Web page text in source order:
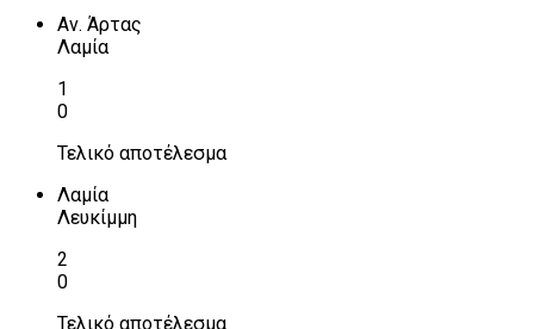
Αν. Άρτας
Λαμία
1
0
Τελικό αποτέλεσμα
Λαμία
Λευκίμμη
2
0
Τελικό αποτέλεσμα